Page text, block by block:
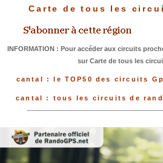
Carte de tous les
INFORMATION : Pour accéder aux circuits
sur Carte de tous les
cantal : le TOP50 des circuits
cantal : tous les circuits de